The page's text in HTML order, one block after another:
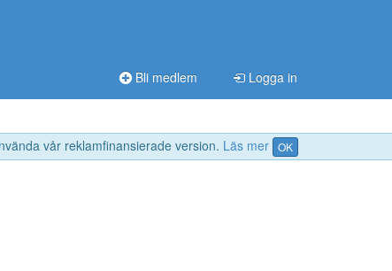
vår reklamfinansierade version. Läs mer OK
Bli medlem Logga in